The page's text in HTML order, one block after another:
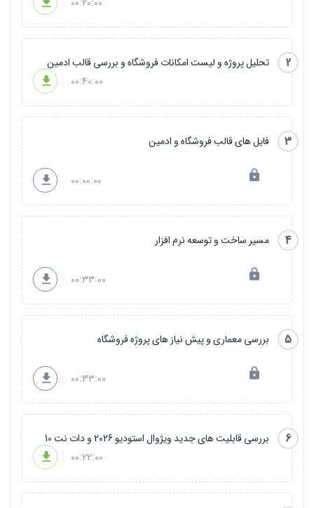
2
تحلیل پروژه و لیست امکانات فروشگاه و بررسی قالب ادمین
00:40:00
3 فایل های قالب فروشگاه و ادمین
00:00:00
4 مسیر ساخت و توسعه نرم افزار
00:33:00
5 بررسی معماری و پیش نیاز های پروژه فروشگاه
00:33:00
6
بررسی قابلیت های جدید ویژوال استودیو 2026 و دات نت 10
00:22:00